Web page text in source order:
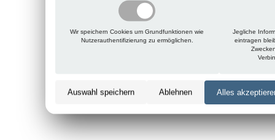
Wir speichern Cookies um Grundfunktionen wie
Nutzerauthentifizierung zu ermöglichen.
Jegliche
eintragen
Auswahl speichern Ablehnen Alles